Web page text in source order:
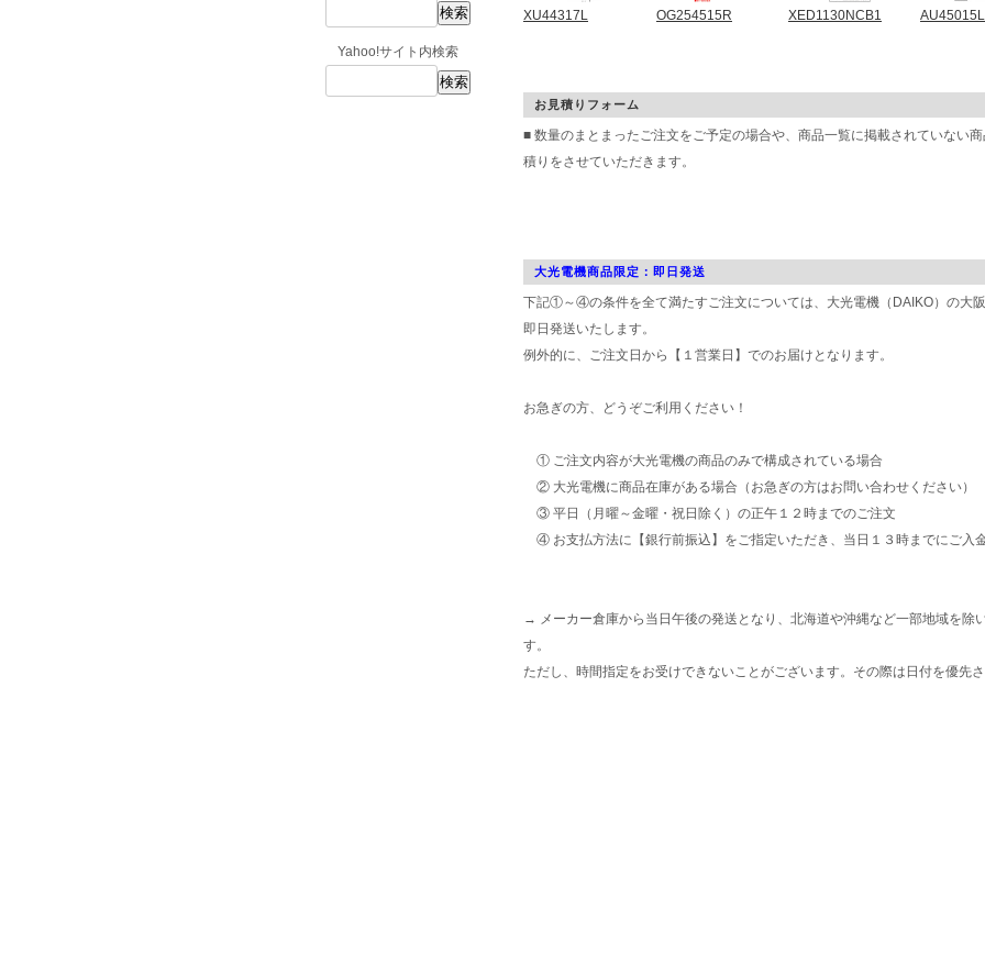
Yahoo!サイト内検索
XU44317L OG254515R XED1130NCB1 AU45015L
お見積りフォーム
■ 数量のまとまったご注文をご予定の場合や、商品一覧に掲載されていない
積りをさせていただきます。
大光電機商品限定：即日発送
下記①～④の条件を全て満たすご注文については、大光電機（DAIKO）の大
即日発送いたします。
例外的に、ご注文日から【１営業日】でのお届けとなります。
お急ぎの方、どうぞご利用ください！
① ご注文内容が大光電機の商品のみで構成されている場合
② 大光電機に商品在庫がある場合（お急ぎの方はお問い合わせください）
③ 平日（月曜～金曜・祝日除く）の正午１２時までのご注文
④ お支払方法に【銀行前振込】をご指定いただき、当日１３時までにご入
→ メーカー倉庫から当日午後の発送となり、北海道や沖縄など一部地域を除
す。
ただし、時間指定をお受けできないことがございます。その際は日付を優先